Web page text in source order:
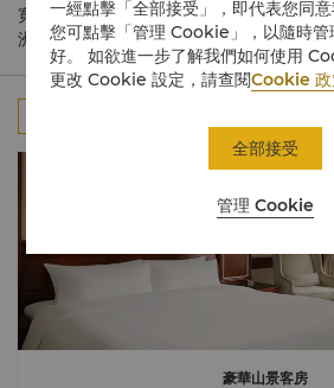
寬敞的客房和豪華套房。所有客房與套房均
洲家具佈置，賓客可憑窗眺望城市、太平山
豪華山景客房
一經點擊「全部接受」，即代表您同
您可點擊「管理 Cookie」，以隨時
好。 如欲進一步了解我們如何使用
更改 Cookie 設定，請查閱Cookie 政
管理 Cookie
全部接受